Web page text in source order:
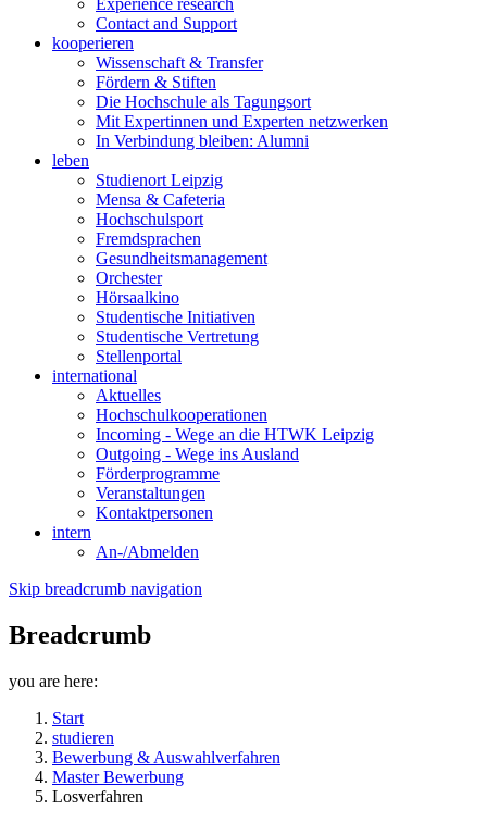
Experience research
Contact and Support
kooperieren
Wissenschaft & Transfer
Fördern & Stiften
Die Hochschule als Tagungsort
Mit Expertinnen und Experten netzwerken
In Verbindung bleiben: Alumni
leben
Studienort Leipzig
Mensa & Cafeteria
Hochschulsport
Fremdsprachen
Gesundheitsmanagement
Orchester
Hörsaalkino
Studentische Initiativen
Studentische Vertretung
Stellenportal
international
Aktuelles
Hochschulkooperationen
Incoming - Wege an die HTWK Leipzig
Outgoing - Wege ins Ausland
Förderprogramme
Veranstaltungen
Kontaktpersonen
intern
An-/Abmelden
Skip breadcrumb navigation
Breadcrumb
you are here:
Start
studieren
Bewerbung & Auswahlverfahren
Master Bewerbung
Losverfahren